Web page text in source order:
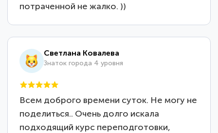
потраченной не жалко. ))
Светлана Ковалева
Знаток города 4 уровня
Всем доброго времени суток. Не могу не
поделиться.. Очень долго искала
подходящий курс переподготовки,